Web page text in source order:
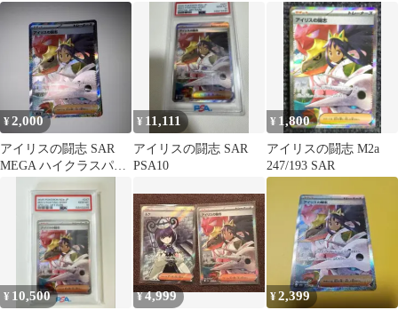
ク MEGAドリームex
ク MEGAドリームex キ
¥2,000
アイリスの闘志 SAR
MEGA ハイクラスパッ
¥ 11,111
アイリスの闘志 SAR
PSA10
¥ 1,800
アイリスの闘志 M2a
247/193 SAR
¥ 10,500 ¥4,999 ¥2,399